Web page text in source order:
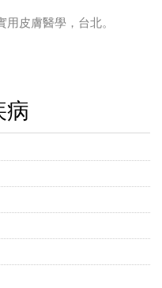
皮膚醫學，台北。
病